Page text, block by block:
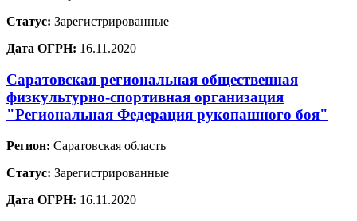
Статус: Зарегистрированные
Дата ОГРН: 16.11.2020
Саратовская региональная общественная
физкультурно-спортивная организация
"Региональная Федерация рукопашного боя"
Регион: Саратовская область
Статус: Зарегистрированные
Дата ОГРН: 16.11.2020